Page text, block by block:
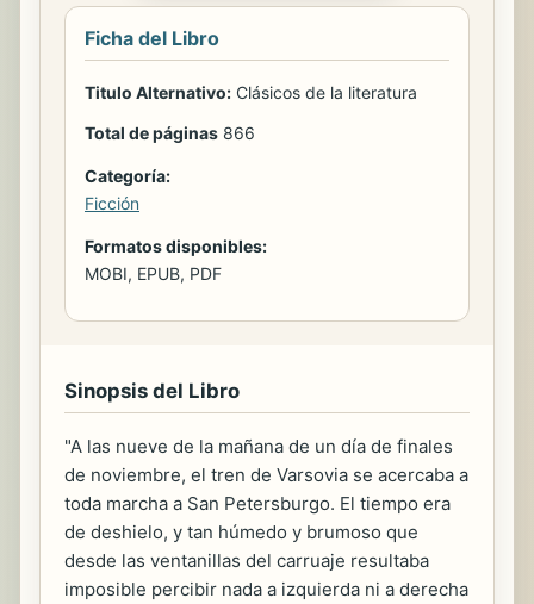
Ficha del Libro
Titulo Alternativo: Clásicos de la literatura
Total de páginas 866
Categoría:
Ficción
Formatos disponibles:
MOBI, EPUB, PDF
Sinopsis del Libro
"A las nueve de la mañana de un día de finales
de noviembre, el tren de Varsovia se acercaba a
toda marcha a San Petersburgo. El tiempo era
de deshielo, y tan húmedo y brumoso que
desde las ventanillas del carruaje resultaba
imposible percibir nada a izquierda ni a derecha